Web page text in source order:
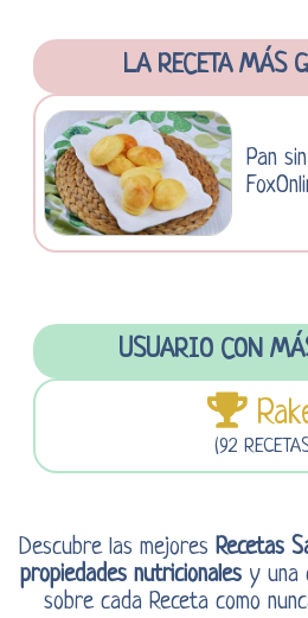
LA RECETA MÁS
Pan
USUARIO CON
(92
Descubre las mejores Recetas
propiedades nutricionalesy una
sobre cada Receta como